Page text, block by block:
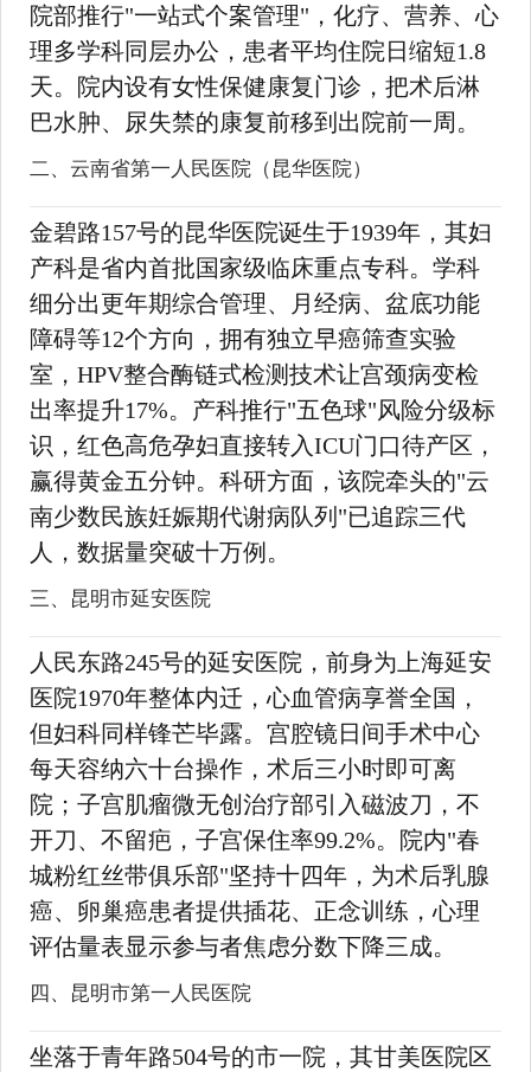
院部推行"一站式个案管理"，化疗、营养、心
理多学科同层办公，患者平均住院日缩短1.8
天。院内设有女性保健康复门诊，把术后淋
巴水肿、尿失禁的康复前移到出院前一周。
二、云南省第一人民医院（昆华医院）
金碧路157号的昆华医院诞生于1939年，其妇
产科是省内首批国家级临床重点专科。学科
细分出更年期综合管理、月经病、盆底功能
障碍等12个方向，拥有独立早癌筛查实验
室，HPV整合酶链式检测技术让宫颈病变检
出率提升17%。产科推行"五色球"风险分级标
识，红色高危孕妇直接转入ICU门口待产区，
赢得黄金五分钟。科研方面，该院牵头的"云
南少数民族妊娠期代谢病队列"已追踪三代
人，数据量突破十万例。
三、昆明市延安医院
人民东路245号的延安医院，前身为上海延安
医院1970年整体内迁，心血管病享誉全国，
但妇科同样锋芒毕露。宫腔镜日间手术中心
每天容纳六十台操作，术后三小时即可离
院；子宫肌瘤微无创治疗部引入磁波刀，不
开刀、不留疤，子宫保住率99.2%。院内"春
城粉红丝带俱乐部"坚持十四年，为术后乳腺
癌、卵巢癌患者提供插花、正念训练，心理
评估量表显示参与者焦虑分数下降三成。
四、昆明市第一人民医院
坐落于青年路504号的市一院，其甘美医院区